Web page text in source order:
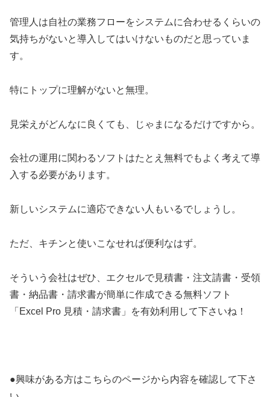
管理人は自社の業務フローをシステムに合わせるくらいの
気持ちがないと導入してはいけないものだと思っていま
す。
特にトップに理解がないと無理。
見栄えがどんなに良くても、じゃまになるだけですから。
会社の運用に関わるソフトはたとえ無料でもよく考えて導
入する必要があります。
新しいシステムに適応できない人もいるでしょうし。
ただ、キチンと使いこなせれば便利なはず。
そういう会社はぜひ、エクセルで見積書・注文請書・受領
書・納品書・請求書が簡単に作成できる無料ソフト
「Excel Pro 見積・請求書」を有効利用して下さいね！
●興味がある方はこちらのページから内容を確認して下さ